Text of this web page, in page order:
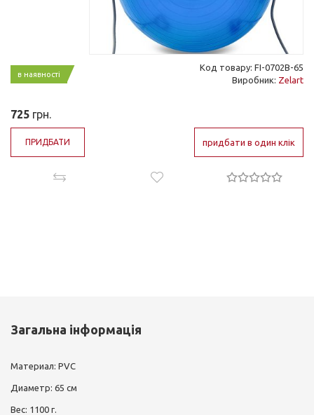
в наявності
Код товару: FI-0702B-65
Виробник: Zelart
725 грн.
ПРИДБАТИ придбати в один клік
Загальна інформація
Материал: PVC
Диаметр: 65 см
Вес: 1100 г.